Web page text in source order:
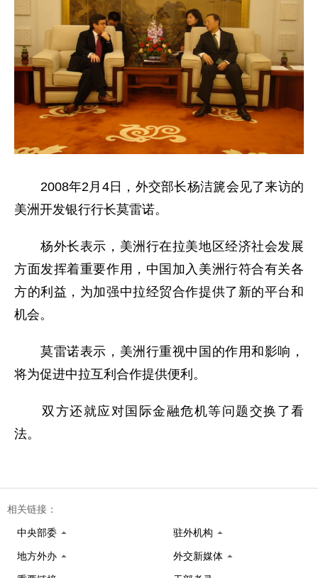
2008年2月4日，外交部长杨洁篪会见了来访的
美洲开发银行行长莫雷诺。
杨外长表示，美洲行在拉美地区经济社会发展
方面发挥着重要作用，中国加入美洲行符合有关各
方的利益，为加强中拉经贸合作提供了新的平台和
机会。
莫雷诺表示，美洲行重视中国的作用和影响，
将为促进中拉互利合作提供便利。
双方还就应对国际金融危机等问题交换了看
法。
相关链接：
中央部委 驻外机构
地方外办 外交新媒体